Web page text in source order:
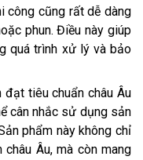
công cũng rất dễ dàng
phun. Điều này giúp
quá trình xử lý và bảo
tiêu chuẩn châu Âu
cân nhắc sử dụng sản
phẩm này không chỉ
Âu, mà còn mang